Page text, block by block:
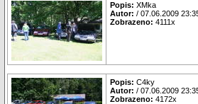
Popis: XMka
Autor: / 07.06.2009
Zobrazeno: 4111x
Popis: C4ky
Autor: / 07.06.2009
Zobrazeno: 4172x